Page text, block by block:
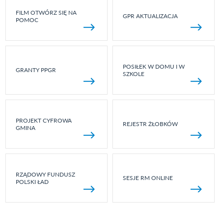
FILM OTWÓRZ SIĘ NA
POMOC
GPR AKTUALIZACJA
GRANTY PPGR
POSIŁEK W DOMU I W
SZKOLE
PROJEKT CYFROWA
GMINA
REJESTR ŻŁOBKÓW
RZĄDOWY FUNDUSZ
POLSKI ŁAD
SESJE RM ONLINE